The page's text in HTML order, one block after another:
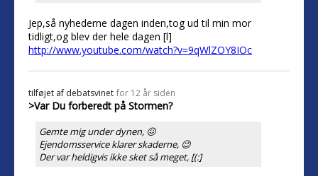
Jep,så nyhederne dagen inden,tog ud til min mor
tidligt,og blev der hele dagen [l]
http://www.youtube.com/watch?v=9qWlZOY8IOc
tilføjet af debatsvinet for 12 år siden
>Var Du forberedt på Stormen?
Gemte mig under dynen, 😖
Ejendomsservice klarer skaderne, 😉
Der var heldigvis ikke sket så meget, [(:]